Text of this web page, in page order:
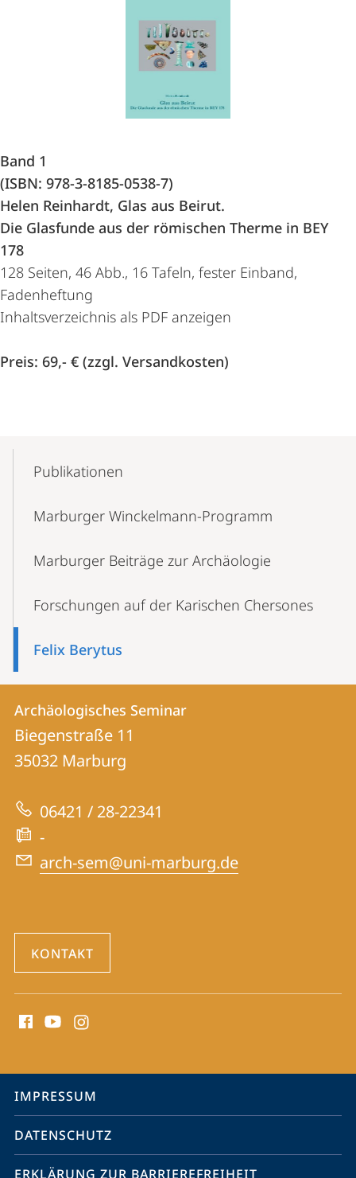
Band 1
(ISBN: 978-3-8185-0538-7)
Helen Reinhardt, Glas aus Beirut.
Die Glasfunde aus der römischen Therme in BEY
178
128 Seiten, 46 Abb., 16 Tafeln, fester Einband,
Fadenheftung
Inhaltsverzeichnis als PDF anzeigen
Preis: 69,- € (zzgl. Versandkosten)
NavigationPublikationen
Marburger Winckelmann-Programm
Marburger Beiträge zur Archäologie
Forschungen auf der Karischen Chersones
Felix Berytus
Kontakt
und
Informationen
zur
Website
Kontaktinformationen
Archäologisches
Seminar
Archäologisches Seminar
Biegenstraße 11
35032 Marburg
06421 / 28-22341
-
arch-sem@uni-marburg.de
KONTAKT
Media
Service-
Navigation
IMPRESSUM
DATENSCHUTZ
ERKLÄRUNG ZUR BARRIEREFREIHEIT